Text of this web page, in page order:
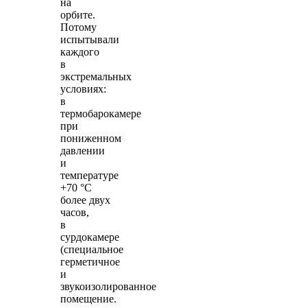
орбите.
Потому
испытывали
каждого
в
экстремальных
условиях:
в
термобарокамере
при
пониженном
давлении
и
температуре
+70 °С
более двух
часов,
в
сурдокамере
(специальное
герметичное
и
звукоизолированное
помещение.